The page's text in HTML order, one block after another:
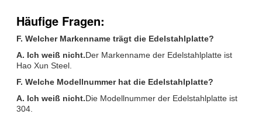
Häufige Fragen:
F. Welcher Markenname trägt die Edelstahlplatte?
A. Ich weiß nicht.Der Markenname der Edelstahlplatte ist
Hao Xun Steel.
F. Welche Modellnummer hat die Edelstahlplatte?
A. Ich weiß nicht.Die Modellnummer der Edelstahlplatte ist
304.